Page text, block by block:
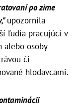
po zime
upozornila
ľudia pracujúci v
alebo osoby
či
hlodavcami.